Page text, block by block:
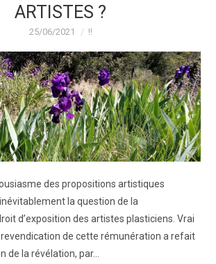
ARTISTES ?
25/06/2021 !!
des propositions artistiques
la question de la
d’exposition des artistes plasticiens. Vrai
de cette rémunération a refait
de la révélation, par…